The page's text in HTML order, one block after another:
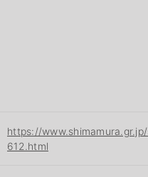
https://www.shimamura.gr.jp/
612.html